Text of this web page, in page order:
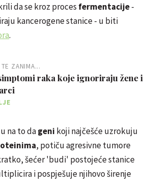
da se kroz proces fermentacije-
kancerogene stanice - u biti
.
ZANIMA...
raka koje ignoriraju žene i
na to dageni koji najčešće uzrokuju
, potiču agresivne tumore
šećer 'budi' postojeće stanice
i pospješuje njihovo širenje